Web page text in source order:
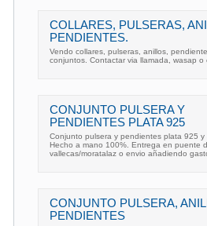
COLLARES, PULSERAS,
PENDIENTES.
Vendo collares, pulseras, anillos,
conjuntos. Contactar via llamada, wasap o
CONJUNTO PULSERA Y
PENDIENTES PLATA 925
Conjunto pulsera y pendientes plata 925 y
Hecho a mano 100%. Entrega en puente
vallecas/moratalaz o envio añadiendo
CONJUNTO PULSERA,
PENDIENTES